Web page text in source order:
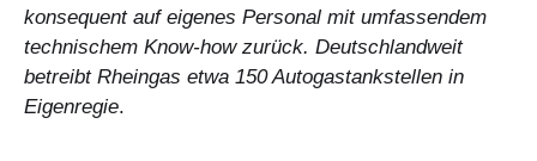
konsequent auf eigenes Personal mit umfassendem
technischem Know-how zurück. Deutschlandweit
betreibt Rheingas etwa 150 Autogastankstellen in
Eigenregie.